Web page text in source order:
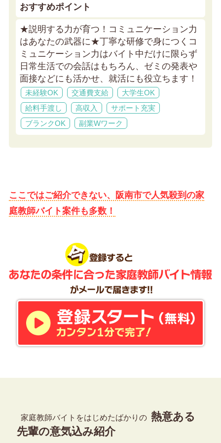
おすすめポイント
★説明する力が育つ！コミュニケーション力
はあなたの武器に★丁寧な研修で身につくコ
ミュニケーション力はバイト中だけに限らず
日常生活での会話はもちろん、ゼミの発表や
面接などにも活かせ、就活にも役立ちます！
未経験OK 交通費支給
大学生OK
給料手渡し
高収入
サポート充実
ブランクOK
副業Wワーク
ここではご紹介できない、阪南市で人気殺到の家
庭教師バイト案件も多数！
家庭教師バイトをはじめたばかりの 熱意ある
先輩の意気込み紹介